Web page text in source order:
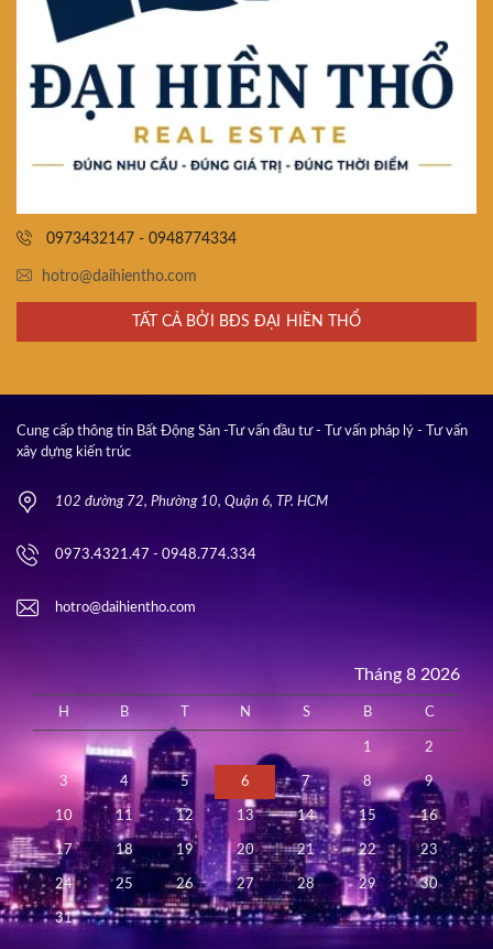
0973432147 - 0948774334
hotro@daihientho.com
TẤT CẢ BỞI BĐS ĐẠI HIỀN THỔ
Cung cấp thông tin Bất Động Sản -Tư vấn đầu tư - Tư vấn pháp lý - Tư vấn
xây dựng kiến trúc
102 đường 72, Phường 10, Quận 6, TP. HCM
0973.4321.47 - 0948.774.334
hotro@daihientho.com
Tháng 8 2026
H B N S B C
1 2
3 4 5 6 7 8 9
10 11 12 13 14 15 16
17 18 19 20 21 22 23
24 25 26 27 28 29 30
31